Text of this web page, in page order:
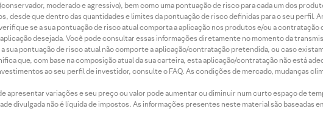
moderado e agressivo), bem como uma pontuação de risco para cada um dos
desde que dentro das quantidades e limites da pontuação de risco definidas para o seu perfil.
se a sua pontuação de risco atual comporta a aplicação nos produtos e/ou a contratação
desejada. Você pode consultar essas informações diretamente no momento da
sua pontuação de risco atual não comporte a aplicação/contratação pretendida, ou caso
que, com base na composição atual da sua carteira, esta aplicação/contratação não está
ao seu perfil de investidor, consulte o FAQ. As condições de mercado, mudanças
apresentar variações e seu preço ou valor pode aumentar ou diminuir num curto espaço de
divulgada não é líquida de impostos. As informações presentes neste material são baseadas